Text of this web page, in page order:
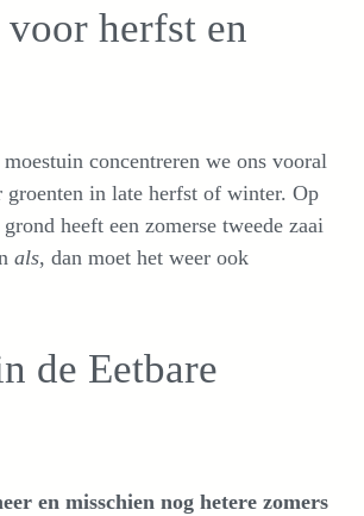
herfst en
concentreren we ons vooral
groenten in late herfst of winter. Op
heeft een zomerse tweede zaai
als, dan moet het weer ook
de Eetbare
en misschien nog hetere zomers